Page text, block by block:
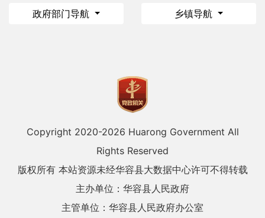
政府部门导航 乡镇导航
Copyright 2020-2026 Huarong Government All
Rights Reserved
版权所有 本站资源未经华容县大数据中心许可不得转载
主办单位：华容县人民政府
主管单位：华容县人民政府办公室